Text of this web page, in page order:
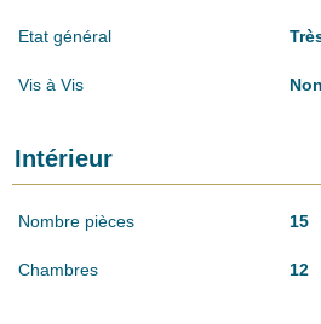
Etat général
Vis à Vis Non
Intérieur
Nombre pièces 15
Chambres 12